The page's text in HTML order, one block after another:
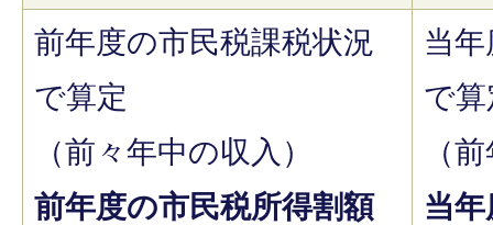
前年度の市民税課税状況
で算定
（前々年中の収入）
前年度の市民税所得割額
当
で算
（
当